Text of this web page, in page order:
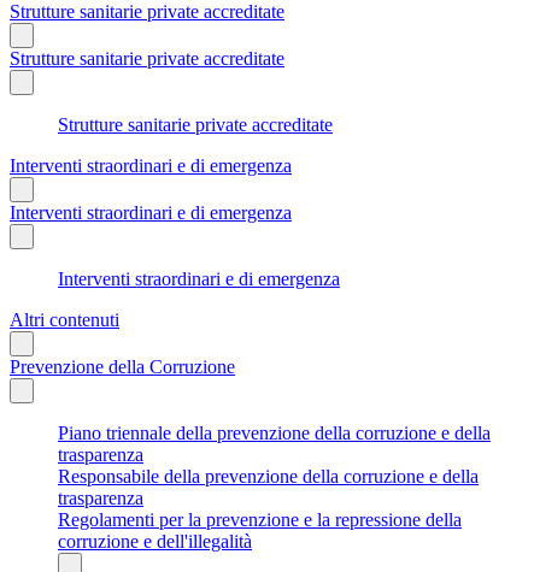
Strutture sanitarie private accreditate
Strutture sanitarie private accreditate
Strutture sanitarie private accreditate
Interventi straordinari e di emergenza
Interventi straordinari e di emergenza
Interventi straordinari e di emergenza
Altri contenuti
Prevenzione della Corruzione
Piano triennale della prevenzione della corruzione e della
trasparenza
Responsabile della prevenzione della corruzione e della
trasparenza
Regolamenti per la prevenzione e la repressione della
corruzione e dell'illegalità